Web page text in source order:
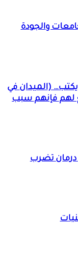
والجودة
(الميدان في
لهم فإنهم سبب
درمان تضرب